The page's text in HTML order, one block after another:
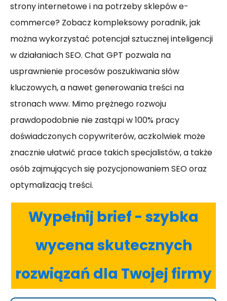
strony internetowe i na potrzeby sklepów e-
commerce? Zobacz kompleksowy poradnik, jak
można wykorzystać potencjał sztucznej inteligencji
w działaniach SEO. Chat GPT pozwala na
usprawnienie procesów poszukiwania słów
kluczowych, a nawet generowania treści na
stronach www. Mimo prężnego rozwoju
prawdopodobnie nie zastąpi w 100% pracy
doświadczonych copywriterów, aczkolwiek może
znacznie ułatwić prace takich specjalistów, a także
osób zajmujących się pozycjonowaniem SEO oraz
optymalizacją treści.
Wypełnij brief - szybka
wycena skutecznych
rozwiązań dla Twojej firmy